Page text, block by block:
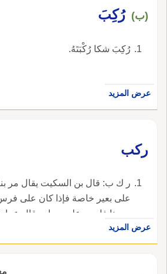
(ب) رُكِبَ
رُكِبَ شكا رُكْبَتَهُ.
عرض المزيد
ركب
ر ك ب: قال بن السكيت يقال مر
على بعير خاصة فإذا كان على
مر بنا فارس على حمار وقال
حَمَّار لا فارس و الرَّكْبُ أصحاب
دون الدواب وهم العشرة فما
عرض المزيد